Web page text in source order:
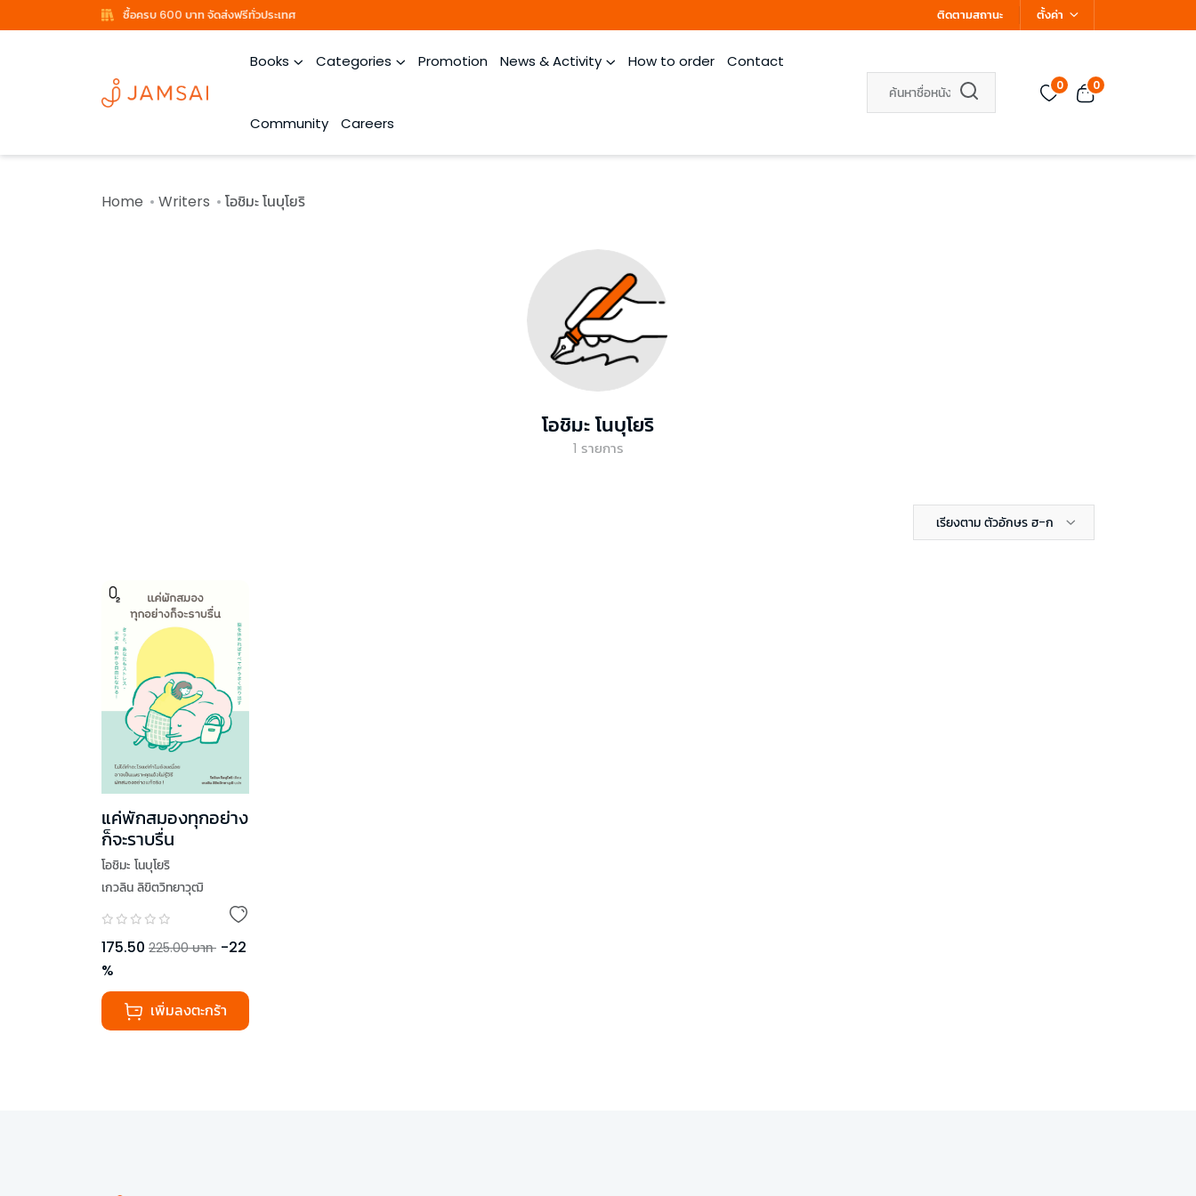
ซื้อครบ 600 บาท จัดส่งฟรีทั่วประเทศ ติดตามสถานะ ตั้งค่า
Books Categories Promotion News & Activity How to order Contact
Community Careers
0 0
Home Writers โอชิมะ โนบุโยริ
โอชิมะ โนบุโยริ
1 รายการ
เรียงตาม ตัวอักษร ฮ-ก
แค่พักสมองทุกอย่าง
ก็จะราบรื่น
โอชิมะ โนบุโยริ
เกวลิน ลิขิตวิทยาวุฒิ
175.50 225.00 บาท -22
%
เพิ่มลงตะกร้า